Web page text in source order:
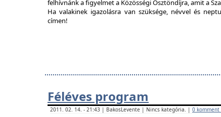
felhívnánk a figyelmet a Közösségi Ösztöndíjra, amit a
Ha valakinek igazolásra van szüksége, névvel és
címen!
Féléves program
2011. 02. 14. - 21:43 | BakosLevente | Nincs kategória. | 0 komment